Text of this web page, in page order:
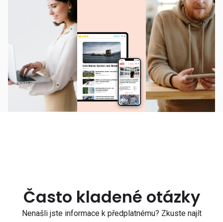
Často kladené otázky
Nenašli jste informace k předplatnému? Zkuste najít